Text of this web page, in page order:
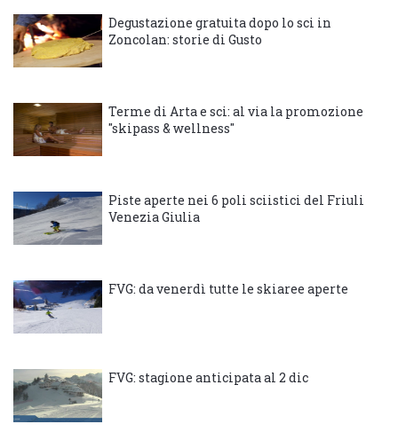
Degustazione gratuita dopo lo sci in
Zoncolan: storie di Gusto
Terme di Arta e sci: al via la promozione
"skipass & wellness"
Piste aperte nei 6 poli sciistici del Friuli
Venezia Giulia
FVG: da venerdì tutte le skiaree aperte
FVG: stagione anticipata al 2 dic